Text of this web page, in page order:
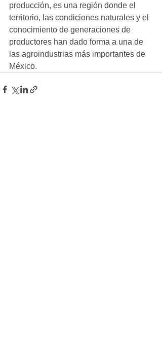
producción, es una región donde el
territorio, las condiciones naturales y el
conocimiento de generaciones de
productores han dado forma a una de
las agroindustrias más importantes de
México.